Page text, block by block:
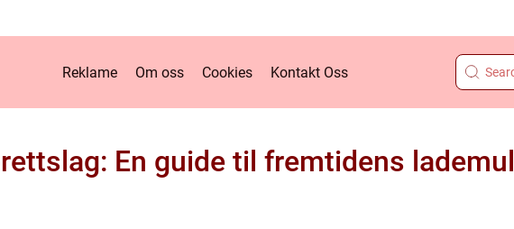
Reklame Om oss Cookies Kontakt Oss
En guide til fremtidens